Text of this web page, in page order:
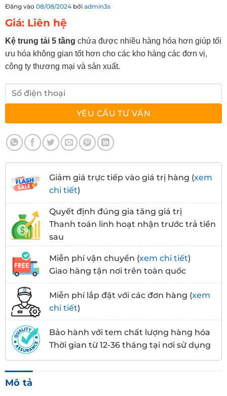
Đăng vào 08/08/2024 bởi admin3s
Giá: Liên hệ
Kệ trung tải 5 tầng chứa được nhiều hàng hóa hơn giúp tối
ưu hóa không gian tốt hơn cho các kho hàng các đơn vị,
công ty thương mại và sản xuất.
Giảm giá trực tiếp vào giá trị hàng (xem
chi tiết)
Quyết định đúng gia tăng giá trị
Thanh toán linh hoạt nhận trước trả tiền
sau
Miễn phí vận chuyển (xem chi tiết)
Giao hàng tận nơi trên toàn quốc
Miễn phí lắp đặt với các đơn hàng (xem
chi tiết)
Bảo hành với tem chất lượng hàng hóa
Thời gian từ 12-36 tháng tại nơi sử dụng
Mô tả